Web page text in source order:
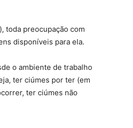
toda preocupação com
disponíveis para ela.
o ambiente de trabalho
ter ciúmes por ter (em
ter ciúmes não